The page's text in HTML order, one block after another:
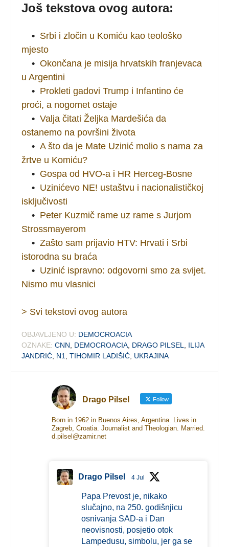
Još tekstova ovog autora:
• Srbi i zločin u Komiću kao teološko
mjesto
• Okončana je misija hrvatskih franjevaca
u Argentini
• Prokleti gadovi Trump i Infantino će
proći, a nogomet ostaje
• Valja čitati Željka Mardešića da
ostanemo na površini života
• A što da je Mate Uzinić molio s nama za
žrtve u Komiću?
• Gospa od HVO-a i HR Herceg-Bosne
• Uzinićevo NE! ustaštvu i nacionalističkoj
isključivosti
• Peter Kuzmič rame uz rame s Jurjom
Strossmayerom
• Zašto sam prijavio HTV: Hrvati i Srbi
istorodna su braća
• Uzinić ispravno: odgovorni smo za svijet.
Nismo mu vlasnici
> Svi tekstovi ovog autora
OBJAVLJENO U: DEMOCROACIA
OZNAKE: CNN DEMOCROACIA DRAGO PILSEL
ILIJA
JANDRIĆ N1 ,TIHOMIR LADIŠIĆ UKRAJINA
Drago Pilsel Follow
Born in 1962 in Buenos Aires, Argentina. Lives in
Zagreb, Croatia. Journalist and Theologian. Married.
d.pilsel@zamir.net
Drago Pilsel 4 Jul
Papa Prevost je, nikako
slučajno, na 250. godišnjicu
osnivanja SAD-a i Dan
neovisnosti, posjetio otok
Lampedusu, simbolu, jer ga se